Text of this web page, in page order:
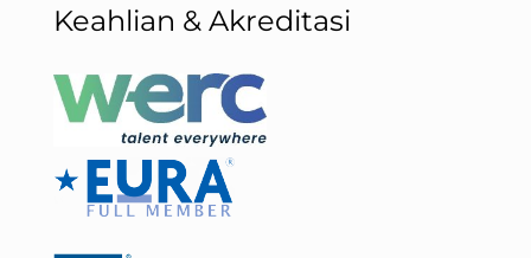
Keahlian & Akreditasi